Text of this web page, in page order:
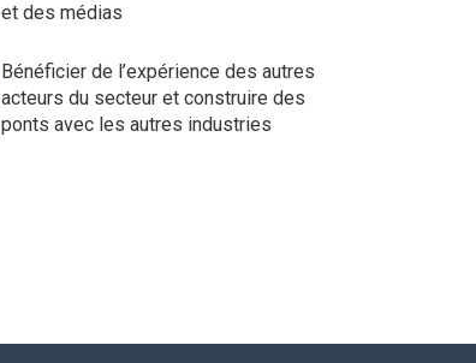
et des médias
Bénéficier de l’expérience des autres
acteurs du secteur et construire des
ponts avec les autres industries